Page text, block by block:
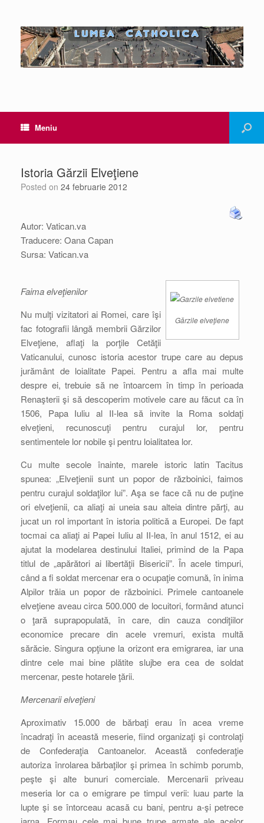
Meniu
Istoria Gărzii Elveţiene
Posted on 24 februarie 2012
Autor: Vatican.va
Traducere: Oana Capan
Sursa: Vatican.va
Gărzile elveţiene
Faima elveţienilor
Nu mulţi vizitatori ai Romei, care îşi
fac fotografii lângă membrii Gărzilor
Elveţiene, aflaţi la porţile Cetăţii
Vaticanului, cunosc istoria acestor trupe care au depus
jurământ de loialitate Papei. Pentru a afla mai multe
despre ei, trebuie să ne întoarcem în timp în perioada
Renaşterii şi să descoperim motivele care au făcut ca în
1506, Papa Iuliu al II-lea să invite la Roma soldaţi
elveţieni, recunoscuţi pentru curajul lor, pentru
sentimentele lor nobile şi pentru loialitatea lor.
Cu multe secole înainte, marele istoric latin Tacitus
spunea: „Elveţienii sunt un popor de războinici, faimos
pentru curajul soldaţilor lui”. Aşa se face că nu de puţine
ori elveţienii, ca aliaţi ai uneia sau alteia dintre părţi, au
jucat un rol important în istoria politică a Europei. De fapt
tocmai ca aliaţi ai Papei Iuliu al II-lea, în anul 1512, ei au
ajutat la modelarea destinului Italiei, primind de la Papa
titlul de „apărători ai libertăţii Bisericii”. În acele timpuri,
când a fi soldat mercenar era o ocupaţie comună, în inima
Alpilor trăia un popor de războinici. Primele cantoanele
elveţiene aveau circa 500.000 de locuitori, formând atunci
o ţară suprapopulată, în care, din cauza condiţiilor
economice precare din acele vremuri, exista multă
sărăcie. Singura opţiune la orizont era emigrarea, iar una
dintre cele mai bine plătite slujbe era cea de soldat
mercenar, peste hotarele ţării.
Mercenarii elveţieni
Aproximativ 15.000 de bărbaţi erau în acea vreme
încadraţi în această meserie, fiind organizaţi şi controlaţi
de Confederaţia Cantoanelor. Această confederaţie
autoriza înrolarea bărbaţilor şi primea în schimb porumb,
peşte şi alte bunuri comerciale. Mercenarii priveau
meseria lor ca o emigrare pe timpul verii: luau parte la
lupte şi se întorceau acasă cu bani, pentru a-şi petrece